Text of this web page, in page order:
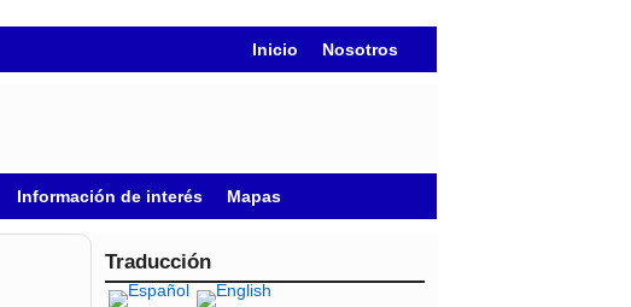
Inicio Nosotros
Información de interés Mapas
Traducción